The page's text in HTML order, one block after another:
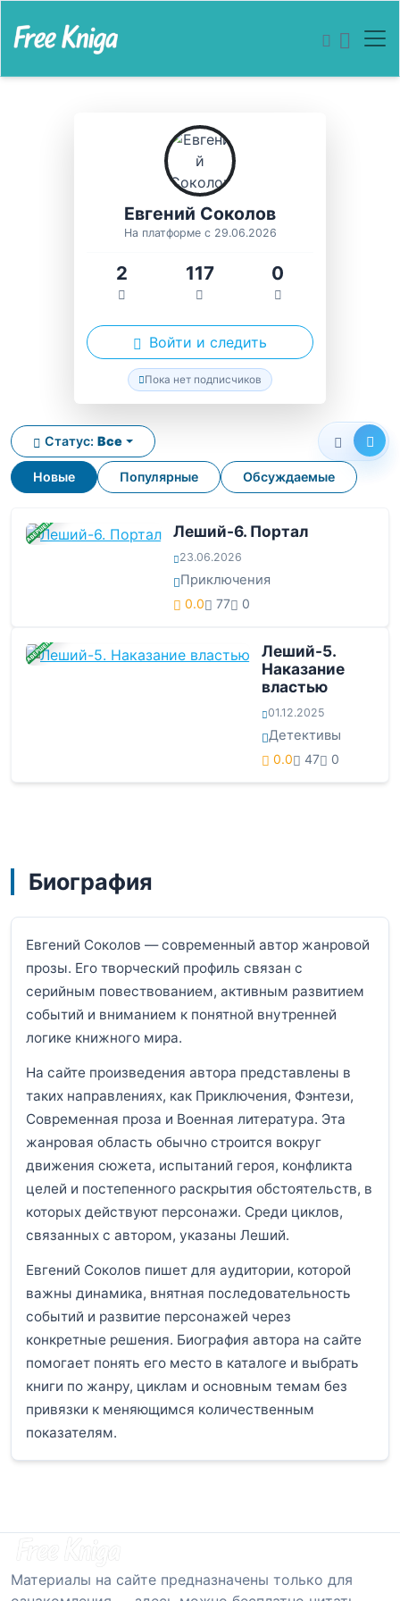
Евгений Соколов
На платформе с 29.06.2026
2 117 0
Войти и следить
Пока нет подписчиков
Новые Популярные Обсуждаемые
Статус: Все
ЗАВЕРШЕНА Леший-6. Портал
23.06.2026
Приключения
0.0 77 0
ЗАВЕРШЕНА
Леший-5.
Наказание
властью
01.12.2025
Детективы
0.0 47 0
Биография
Евгений Соколов — современный автор жанровой
прозы. Его творческий профиль связан с
серийным повествованием, активным развитием
событий и вниманием к понятной внутренней
логике книжного мира.
На сайте произведения автора представлены в
таких направлениях, как Приключения, Фэнтези,
Современная проза и Военная литература. Эта
жанровая область обычно строится вокруг
движения сюжета, испытаний героя, конфликта
целей и постепенного раскрытия обстоятельств, в
которых действуют персонажи. Среди циклов,
связанных с автором, указаны Леший.
Евгений Соколов пишет для аудитории, которой
важны динамика, внятная последовательность
событий и развитие персонажей через
конкретные решения. Биография автора на сайте
помогает понять его место в каталоге и выбрать
книги по жанру, циклам и основным темам без
привязки к меняющимся количественным
показателям.
Материалы на сайте предназначены только для